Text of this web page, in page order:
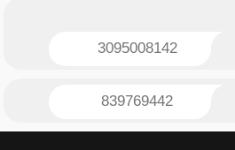
3095008142
839769442